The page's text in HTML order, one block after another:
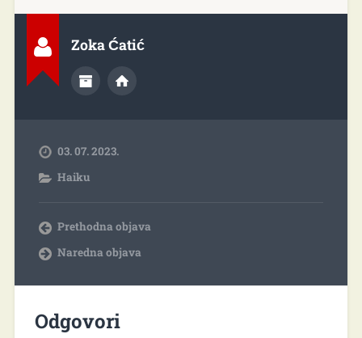
Zoka Ćatić
03. 07. 2023.
Haiku
Prethodna objava
Naredna objava
Odgovori